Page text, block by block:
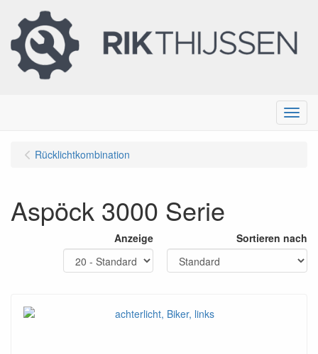
Menu
Rücklichtkombination
Aspöck 3000 Serie
Anzeige Sortieren nach